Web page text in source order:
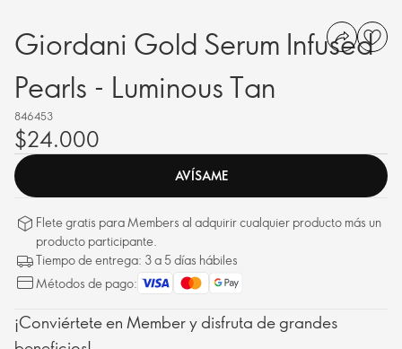
Giordani Gold Serum Infused
Pearls - Luminous Tan
846453
$24.000
AVÍSAME
Flete gratis para Members al adquirir cualquier producto más un
producto participante.
Tiempo de entrega: 3 a 5 días hábiles
Métodos de pago:
¡Conviértete en Member y disfruta de grandes